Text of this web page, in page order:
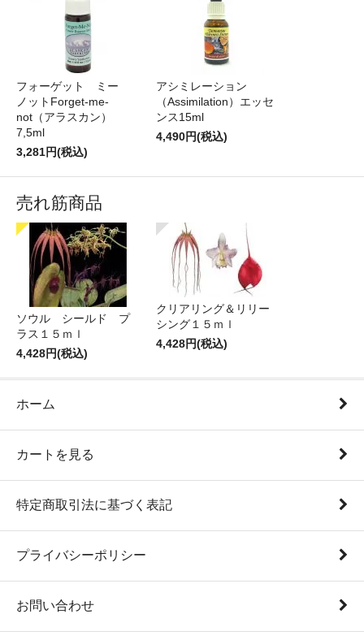
フォーゲット ミー
ノットForget-me-
not（アラスカン）
7,5ml
3,281円(税込)
アシミレーション
（Assimilation）エッセ
ンス15ml
4,490円(税込)
売れ筋商品
ソウル シールド プ
ラス１５ｍｌ
4,428円(税込)
クリアリング＆リリー
シング１５ｍｌ
4,428円(税込)
ホーム
カートを見る
特定商取引法に基づく表記
プライバシーポリシー
お問い合わせ